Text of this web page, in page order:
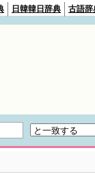
日韓韓日辞典 古語辞